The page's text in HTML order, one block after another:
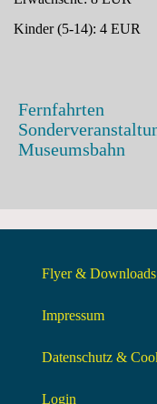
Kinder (5-14): 4 EUR
Fernfahrten
Museumsbahn
Flyer & Downloads
Impressum
Datenschutz &
Login